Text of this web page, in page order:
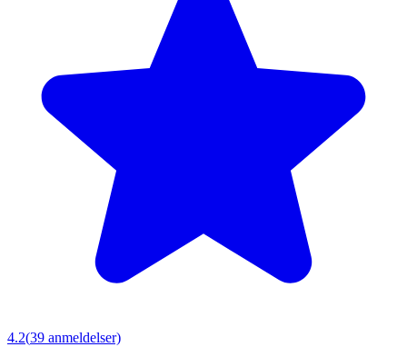
4.2(39 anmeldelser)